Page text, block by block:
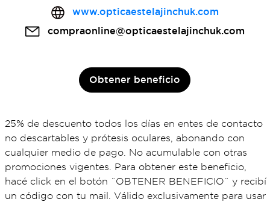
www.opticaestelajinchuk.com
compraonline@opticaestelajinchuk.com
Obtener beneficio
25% de descuento todos los días en entes de contacto
no descartables y prótesis oculares, abonando con
cualquier medio de pago. No acumulable con otras
promociones vigentes. Para obtener este beneficio,
hacé click en el botón ¨OBTENER BENEFICIO¨ y recibí
un código con tu mail. Válido exclusivamente para usar